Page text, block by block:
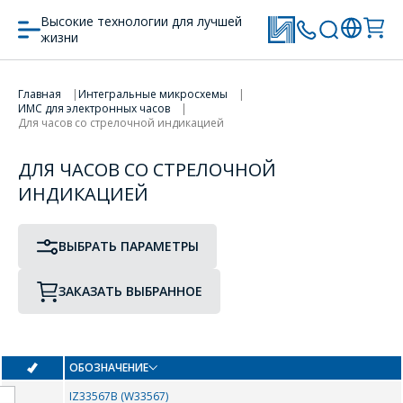
Высокие технологии для лучшей
жизни
Главная
Интегральные микросхемы
ИМС для электронных часов
Для часов со стрелочной индикацией
ДЛЯ ЧАСОВ СО СТРЕЛОЧНОЙ
ИНДИКАЦИЕЙ
ВЫБРАТЬ ПАРАМЕТРЫ
ПРОТОТИП ТИП КОРПУСА
0-9
-
1121CA1
12TQ060 1344ЕН1.8У
1463УД4 1486СК1
1486УД4Т
ЗАКАЗАТЬ ВЫБРАННОЕ
ПЕРЕЙТИ В КОРЗИНУ
ОБОЗНАЧЕНИЕ
IZ33567B (W33567)
ОФОРМИТЬ ЗАКАЗ